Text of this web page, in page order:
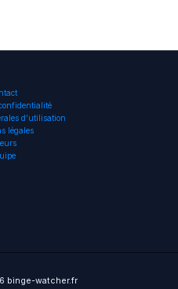
d’utilisation
légales
binge-watcher.fr